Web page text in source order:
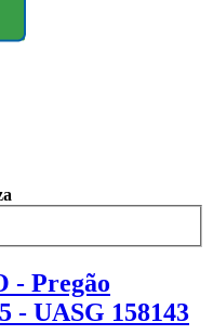
- Pregão
- UASG 158143